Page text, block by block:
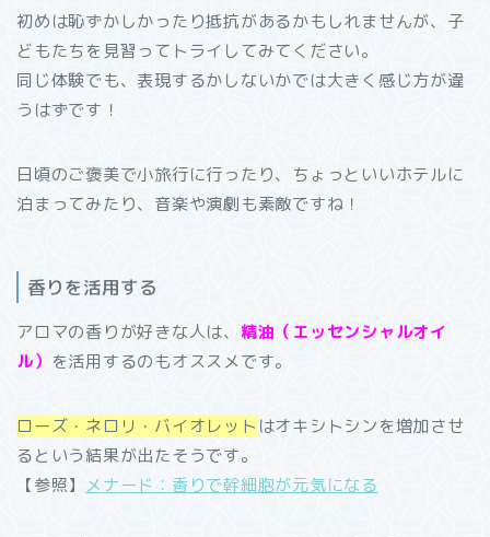
初めは恥ずかしかったり抵抗があるかもしれませんが、子
どもたちを見習ってトライしてみてください。
同じ体験でも、表現するかしないかでは大きく感じ方が違
うはずです！
日頃のご褒美で小旅行に行ったり、ちょっといいホテルに
泊まってみたり、音楽や演劇も素敵ですね！
香りを活用する
アロマの香りが好きな人は、 精油（エッセンシャルオイ
ル） を活用するのもオススメです。
ローズ・ネロリ・バイオレット はオキシトシンを増加させ
るという結果が出たそうです。
【参照】 メナード：香りで幹細胞が元気になる